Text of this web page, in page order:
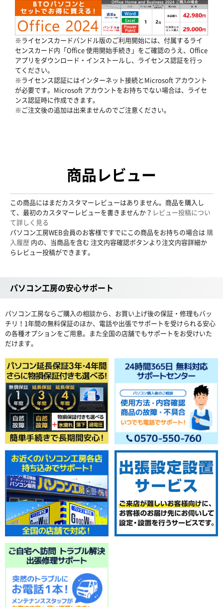
※ライセンスカードバンドル版のご利用開始には、付属するライ
センスカード内「Office 使用開始手続き」をご確認のうえ、Office
アプリをダウンロード・インストールし、ライセンス認証を行っ
てください。
※ライセンス認証にはインターネット接続とMicrosoft アカウント
が必要です。Microsoft アカウントをお持ちでない場合は、ライセ
ンス認証時に作成できます。
※ご注文後の追加は出来ませんのでご注意ください。
商品レビュー
この商品にはまだカスタマーレビューはありません。商品を購入し
て、最初のカスタマーレビューを書きませんか？ レビュー投稿につい
て詳しく見る
パソコン工房WEB会員のお客様ですでにこの商品をお持ちの場合は 購
入履歴 内の、当商品を含む 注文内容確認ボタンより注文内容詳細か
らレビュー投稿ができます。
パソコン工房の安心サポート
パソコン工房ならご購入の相談から、お買い上げ後の保証・修理もバッ
チリ！1年間の無料保証のほか、電話や出張でサポートを受けられる安心
の各種オプションをご用意。また全国の店舗でもサポートをお受けいた
だけます。